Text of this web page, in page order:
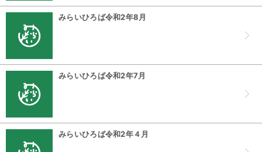
みらいひろば令和2年8月
みらいひろば令和2年7月
みらいひろば令和2年４月